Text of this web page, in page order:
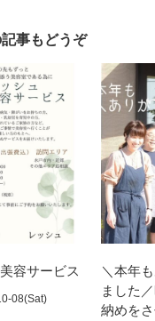
事もどうぞ
容サービス
08(Sat)
＼本年
ました
納めをさ